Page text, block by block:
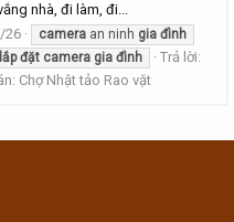
nhà, đi làm, đi...
26 camera an ninh gia đình
lắp đặt camera gia đình
Trả lời:
Chợ Nhật tảo Rao vặt